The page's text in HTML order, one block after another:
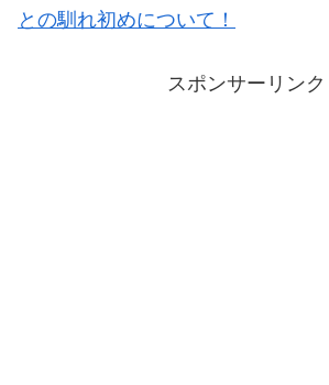
との馴れ初めについて！
スポンサーリンク